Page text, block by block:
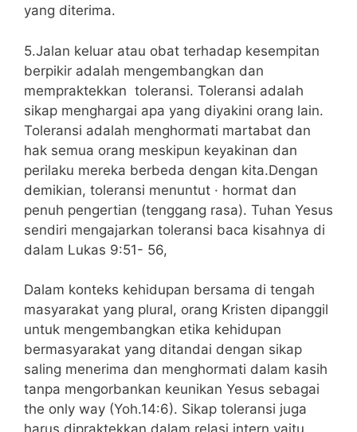
yang diterima.
5.Jalan keluar atau obat terhadap kesempitan
berpikir adalah mengembangkan dan
mempraktekkan toleransi. Toleransi adalah
sikap menghargai apa yang diyakini orang lain.
Toleransi adalah menghormati martabat dan
hak semua orang meskipun keyakinan dan
perilaku mereka berbeda dengan kita.Dengan
demikian, toleransi menuntut · hormat dan
penuh pengertian (tenggang rasa). Tuhan Yesus
sendiri mengajarkan toleransi baca kisahnya di
dalam Lukas 9:51- 56,
Dalam konteks kehidupan bersama di tengah
masyarakat yang plural, orang Kristen dipanggil
untuk mengembangkan etika kehidupan
bermasyarakat yang ditandai dengan sikap
saling menerima dan menghormati dalam kasih
tanpa mengorbankan keunikan Yesus sebagai
the only way (Yoh.14:6). Sikap toleransi juga